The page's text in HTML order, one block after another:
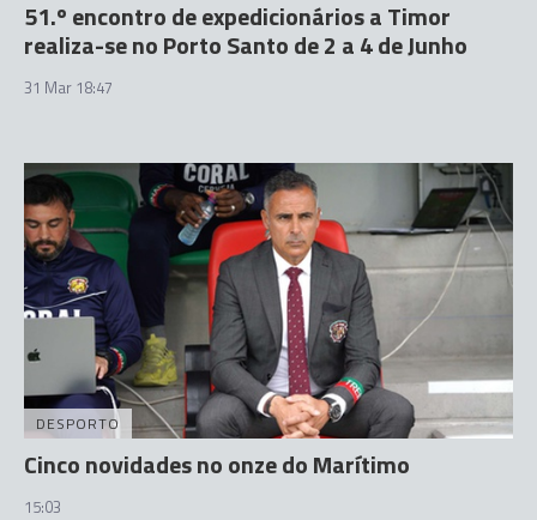
51.º encontro de expedicionários a Timor
realiza-se no Porto Santo de 2 a 4 de Junho
31 Mar 18:47
DESPORTO
Cinco novidades no onze do Marítimo
15:03